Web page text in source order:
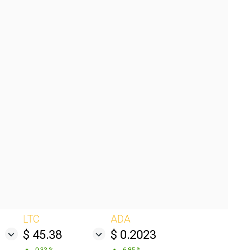
LTC
$ 45.38
ADA
$ 0.2023